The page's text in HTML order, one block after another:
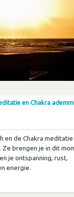
en Chakra
en de Chakra meditatie
brengen je in dit
je ontspanning, rust,
energie.